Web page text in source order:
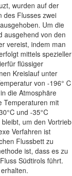
wurden auf der
des Flusses zwei
Um die
ausgehend von den
vereist, indem man
mittels spezieller
flüssiger
Kreislauf unter
von -196° C
die Atmosphäre
Temperaturen mit
und -35°C
um den Vortrieb
Verfahren ist
Flussbett zu
ist, dass es zu
Südtirols führt.